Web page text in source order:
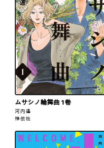
ムサシノ輪舞曲 1巻
河内遙
祥伝社